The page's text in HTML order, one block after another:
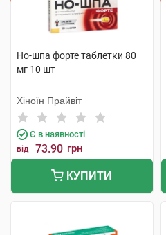
Но-шпа форте таблетки 80
мг 10 шт
Хіноїн Прайвіт
Є в наявності
від 73.90 грн
КУПИТИ